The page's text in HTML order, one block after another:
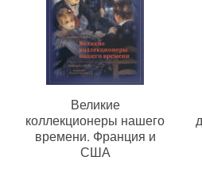
Великие
коллекционеры нашего
времени. Франция и
США